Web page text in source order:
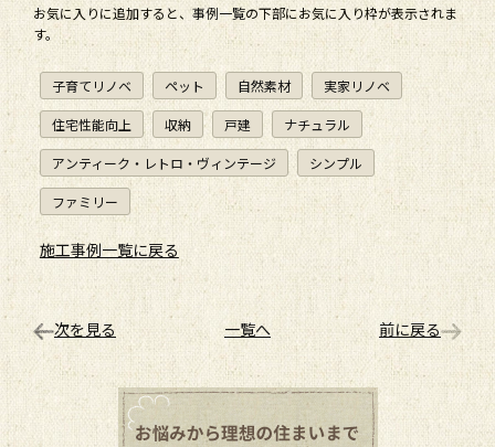
お気に入りに追加すると、 事例一覧の下部にお気に入り枠が表示されま
す。
子育てリノベ ペット 自然素材 実家リノベ
住宅性能向上 収納 戸建 ナチュラル
アンティーク・レトロ・ヴィンテージ シンプル
ファミリー
施工事例一覧に戻る
次を見る 一覧へ 前に戻る